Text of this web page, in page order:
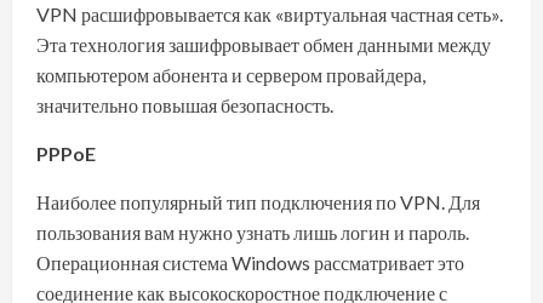
VPN расшифровывается как «виртуальная частная сеть».
Эта технология зашифровывает обмен данными между
компьютером абонента и сервером провайдера,
значительно повышая безопасность.
PPPoE
Наиболее популярный тип подключения по VPN. Для
пользования вам нужно узнать лишь логин и пароль.
Операционная система Windows рассматривает это
соединение как высокоскоростное подключение с